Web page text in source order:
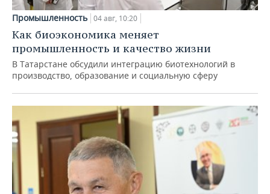
Промышленность 04 авг, 10:20
Как биоэкономика меняет
промышленность и качество жизни
В Татарстане обсудили интеграцию биотехнологий в
производство, образование и социальную сферу